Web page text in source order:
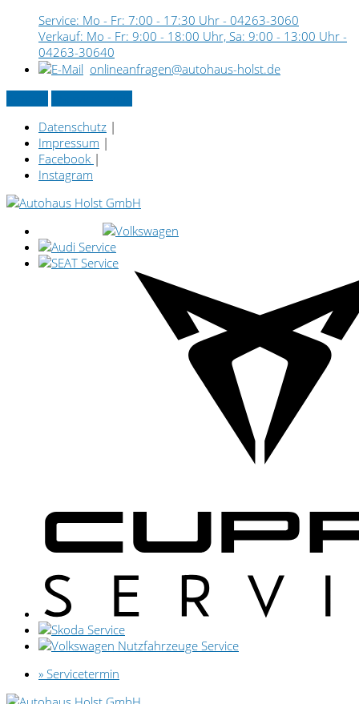
Service: Mo - Fr: 7:00 - 17:30 Uhr - 04263-3060
Verkauf: Mo - Fr: 9:00 - 18:00 Uhr, Sa: 9:00 - 13:00 Uhr -
04263-30640
onlineanfragen@autohaus-holst.de
Datenschutz |
Impressum |
Facebook |
Instagram
» Servicetermin